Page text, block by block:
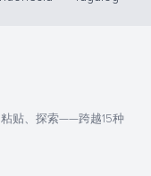
贴、探索——跨越15种